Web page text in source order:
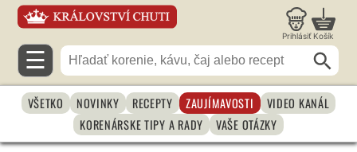
Prihlásiť Košík
☰
VŠETKO NOVINKY RECEPTY ZAUJÍMAVOSTI
VIDEO KANÁL
KORENÁRSKE TIPY A RADY
VAŠE OTÁZKY